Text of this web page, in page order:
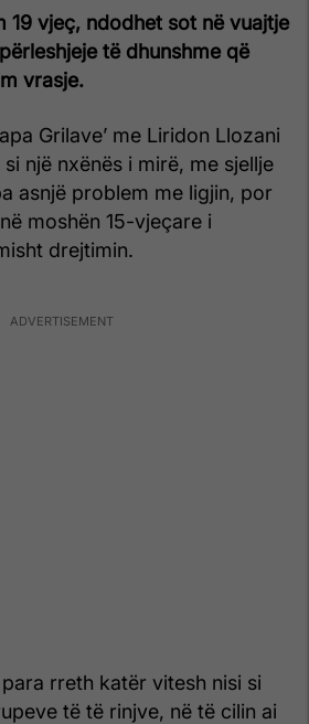
19 vjeç, ndodhet sot në vuajtje
të dhunshme që
vrasje.
Grilave’ me Liridon Llozani
një nxënës i mirë, me sjellje
asnjë problem me ligjin, por
moshën 15-vjeçare i
drejtimin.
rreth katër vitesh nisi si
të të rinjve, në të cilin ai